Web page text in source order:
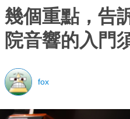
幾個重點，告
院音響的入門
fox